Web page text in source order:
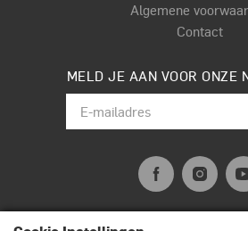
Algemene
Contact
MELD JE AAN VOOR ONZE